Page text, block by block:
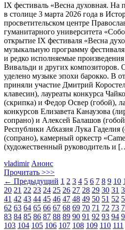
IX фестиваль «Весна духовная. На
в столице 3 марта 2026 года в
просветительском центре
гуманитарного университета
открытие IX фестиваля «Весна
музыкальную программу
и редко исполняемые
Вивальди и других композиторов.
уделено музыке эпохи барокко. В
приняли участие Дмитрий
клавесин), лауреаты конкурса
(скрипка) и Федор Освер (гобой),
конкурсов Елизавета Канаузова
сопрано) и Алексей Балашов
Республики Абхазия Лука
(сопрано), камерный оркестр
(художественный руководитель и
vladimir Анонс
Прочитать >>>
← Предыдущий 1 2 3 4 5 6 7 8 9 10
20 21 22 23 24 25 26 27 28 29 30 31
41 42 43 44 45 46 47 48 49 50 51 52
62 63 64 65 66 67 68 69 70 71 72 73
83 84 85 86 87 88 89 90 91 92 93 94
103 104 105 106 107 108 109 110 111